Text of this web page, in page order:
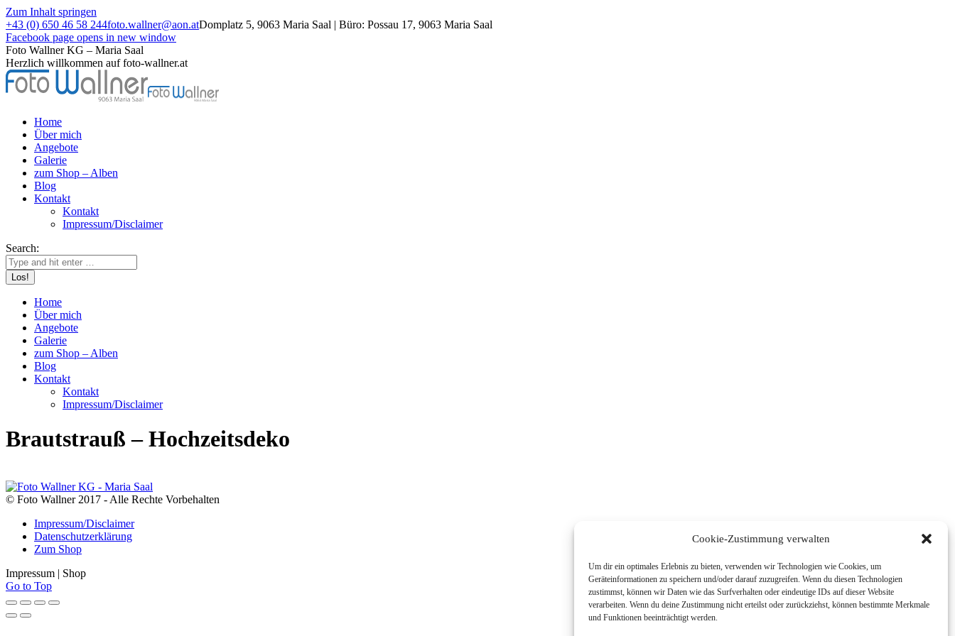
Cookie-Zustimmung verwalten
Um dir ein optimales Erlebnis zu bieten, verwenden wir Technologien wie Cookies, um
Geräteinformationen zu speichern und/oder darauf zuzugreifen. Wenn du diesen Technologien
zustimmst, können wir Daten wie das Surfverhalten oder eindeutige IDs auf dieser Website
verarbeiten. Wenn du deine Zustimmung nicht erteilst oder zurückziehst, können bestimmte Merkmale
und Funktionen beeinträchtigt werden.
Zum Inhalt springen
+43 (0) 650 46 58 244foto.wallner@aon.atDomplatz 5, 9063 Maria Saal | Büro: Possau 17, 9063 Maria Saal
Facebook page opens in new window
Foto Wallner KG – Maria Saal
Herzlich willkommen auf foto-wallner.at
Home
Über mich
Angebote
Galerie
zum Shop – Alben
Blog
Kontakt
Kontakt
Impressum/Disclaimer
Search:
Home
Über mich
Angebote
Galerie
zum Shop – Alben
Blog
Kontakt
Kontakt
Impressum/Disclaimer
Brautstrauß – Hochzeitsdeko
© Foto Wallner 2017 - Alle Rechte Vorbehalten
Impressum/Disclaimer
Datenschutzerklärung
Zum Shop
Impressum | Shop
Go to Top